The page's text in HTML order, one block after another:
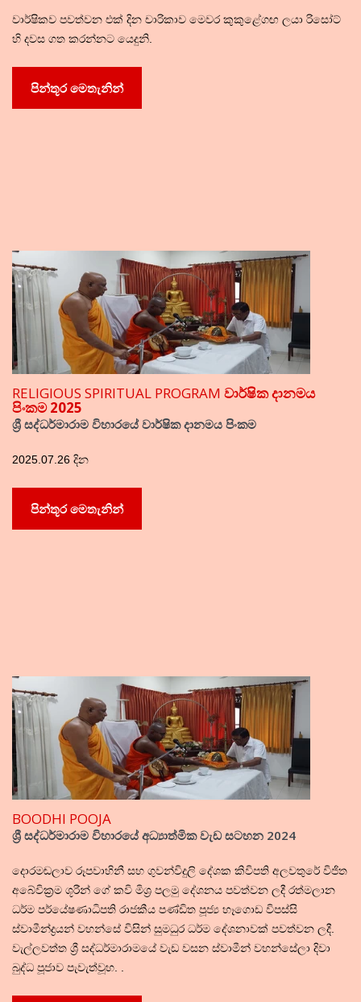
වාර්ෂිකව පවත්වන එක් දින චාරිකාව මෙවර කුකුළේගඟ ලයා රිසෝට්
හි දවස ගත කරන්නට යෙදුනි.
පින්තූර මෙතැනින්
RELIGIOUS SPIRITUAL PROGRAM වාර්ෂික දානමය
පිංකම 2025
ශ්‍රී සද්ධර්මාරාම විහාරයේ වාර්ෂික දානමය පිංකම
2025.07.26 දින
පින්තූර මෙතැනින්
BOODHI POOJA
ශ්‍රී සද්ධර්මාරාම විහාරයේ අධ්‍යාත්මික වැඩ සටහන 2024
දොරමඬලාව රූපවාහිනී සහ ගුවන්විදුලි දේශක කිවිපති අලවතුරේ විජිත
අබේවික්‍රම ශූරීන් ගේ කවි මිශ්‍ර පලමු දේශනය පවත්වන ලදී රත්මලාන
ධර්ම පර්යේෂණාධිපති රාජකීය පණ්ඩිත පූජ්‍ය හෑගොඩ විපස්සි
ස්වාමීන්ද්‍රයන් වහන්සේ විසින් සුමධුර ධර්ම දේශනාවක් පවත්වන ලදී.
වැල්ලවත්ත ශ්‍රී සද්ධර්මාරාමයේ වැඩ වසන ස්වාමීන් වහන්සේලා දිවා
බුද්ධ පූජාව පැවැත්වූහ. .